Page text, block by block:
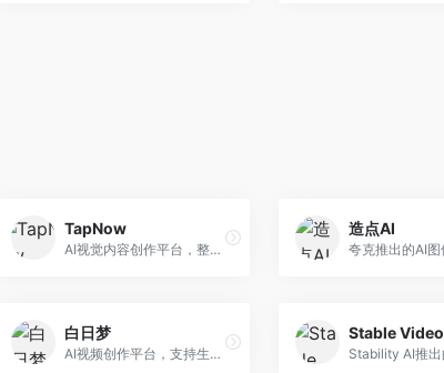
TapNow
AI视觉内容创作平台，整合图像与视频生成能力。面向内容创作者，提供文生图、文生视频、智能编辑等服务，创作工具丰富，一站式体验便捷。
造点AI
白日梦
AI视频创作平台，支持生成长达50分钟的长视频内容。面向长视频创作者和内容生产者，支持故事视频生成、视频编辑等功能，适合叙事性内容创作。
Stable Video